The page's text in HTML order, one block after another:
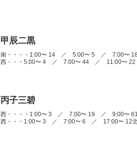
甲辰二黒
南・・・・1:00〜 14 ／ 5:00〜 5 ／ 7:00
西・・・5:00〜 4 ／ 7:00〜 44 ／ 11:00〜
丙子三碧
西・・・・1:00〜 3 ／ 7:00〜 19 ／ 9:00
西・・・1:00〜 3 ／ 7:00〜 6 ／ 17:00〜 12北